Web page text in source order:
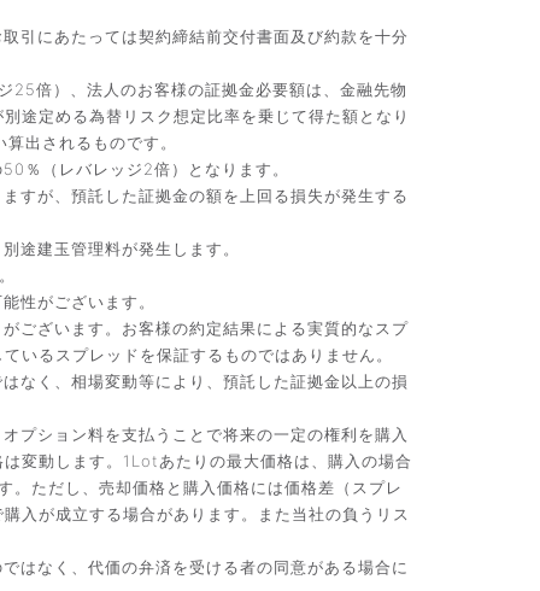
引にあたっては契約締結前交付書面及び約款を十分
25倍）、法人のお客様の証拠金必要額は、金融先物
途定める為替リスク想定比率を乗じて得た額となり
出されるものです。
％（レバレッジ2倍）となります。
すが、預託した証拠金の額を上回る損失が発生する
途建玉管理料が発生します。
性がございます。
ございます。お客様の約定結果による実質的なスプ
いるスプレッドを保証するものではありません。
なく、相場変動等により、預託した証拠金以上の損
プション料を支払うことで将来の一定の権利を購入
変動します。1Lotあたりの最大価格は、購入の場合
ただし、売却価格と購入価格には価格差（スプレ
入が成立する場合があります。また当社の負うリス
はなく、代価の弁済を受ける者の同意がある場合に